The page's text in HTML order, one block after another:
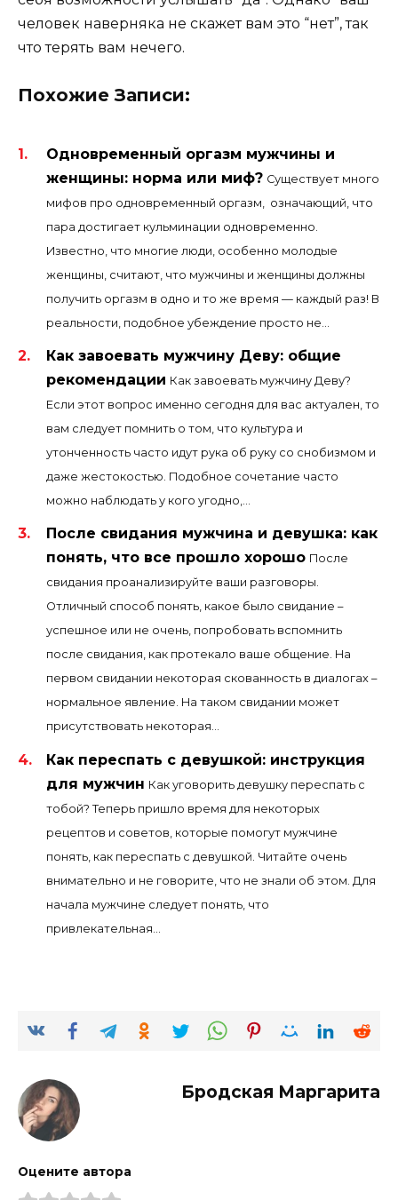
человек наверняка не скажет вам это “нет”, так
что терять вам нечего.
Похожие Записи:
Одновременный оргазм мужчины и
женщины: норма или миф? Существует много
мифов про одновременный оргазм, означающий, что
пара достигает кульминации одновременно.
Известно, что многие люди, особенно молодые
женщины, считают, что мужчины и женщины должны
получить оргазм в одно и то же время — каждый раз! В
реальности, подобное убеждение просто не...
Как завоевать мужчину Деву: общие
рекомендации Как завоевать мужчину Деву?
Если этот вопрос именно сегодня для вас актуален, то
вам следует помнить о том, что культура и
утонченность часто идут рука об руку со снобизмом и
даже жестокостью. Подобное сочетание часто
можно наблюдать у кого угодно,...
После свидания мужчина и девушка: как
понять, что все прошло хорошо После
свидания проанализируйте ваши разговоры.
Отличный способ понять, какое было свидание –
успешное или не очень, попробовать вспомнить
после свидания, как протекало ваше общение. На
первом свидании некоторая скованность в диалогах –
нормальное явление. На таком свидании может
присутствовать некоторая...
Как переспать с девушкой: инструкция
для мужчин Как уговорить девушку переспать с
тобой? Теперь пришло время для некоторых
рецептов и советов, которые помогут мужчине
понять, как переспать с девушкой. Читайте очень
внимательно и не говорите, что не знали об этом. Для
начала мужчине следует понять, что
привлекательная...
Бродская Маргарита
Оцените автора